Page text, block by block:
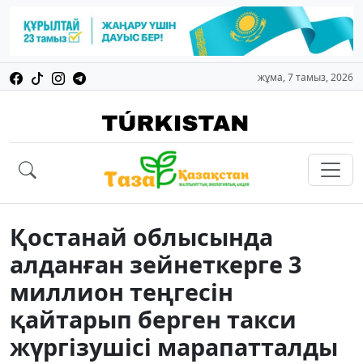
жұма, 7 тамыз, 2026
Қостанай облысында
алданған зейнеткерге 3
миллион теңгесін
қайтарып берген такси
жүргізушісі марапатталды